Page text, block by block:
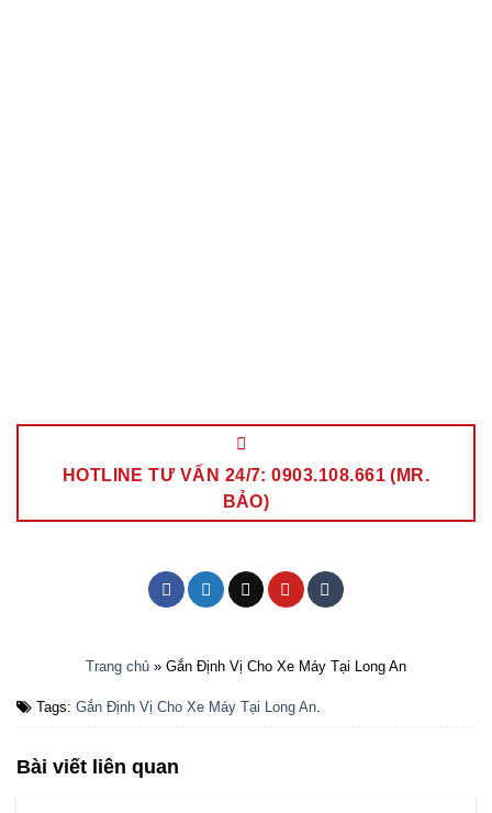
HOTLINE TƯ VẤN 24/7: 0903.108.661 (MR.
BẢO)
Trang chủ » Gắn Định Vị Cho Xe Máy Tại Long An
Tags: Gắn Định Vị Cho Xe Máy Tại Long An
Bài viết liên quan